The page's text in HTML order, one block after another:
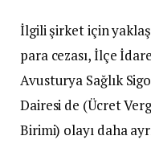
İlgili şirket için
para cezası, İlçe
Avusturya Sağlık
Dairesi de (Ücret
Birimi) olayı daha